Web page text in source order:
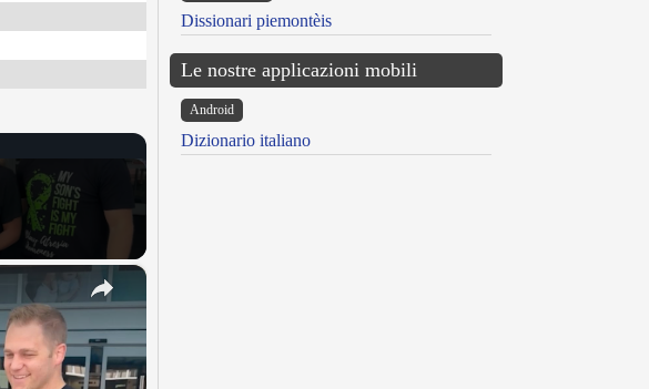
×
Dissionari piemontèis
Le nostre applicazioni mobili
Android
Dizionario italiano